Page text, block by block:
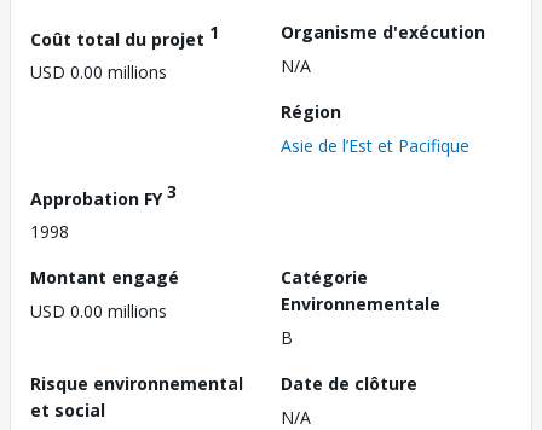
Coût total du projet 1
USD 0.00 millions
Organisme d'exécution
N/A
Région
Asie de l’Est et Pacifique
Approbation FY3
1998
Montant engagé
USD 0.00 millions
Catégorie
Environnementale
B
Risque environnemental
et social
Date de clôture
N/A